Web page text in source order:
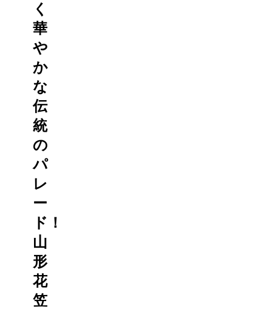
く
華
や
か
な
伝
統
の
パ
レ
ー
ド！
山
形
花
笠